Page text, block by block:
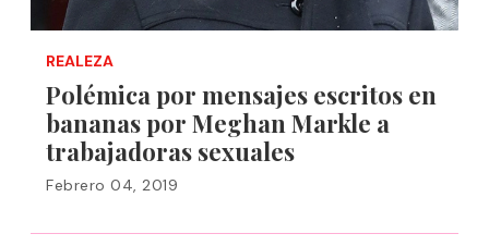
REALEZA
Polémica por mensajes escritos en
bananas por Meghan Markle a
trabajadoras sexuales
Febrero 04, 2019